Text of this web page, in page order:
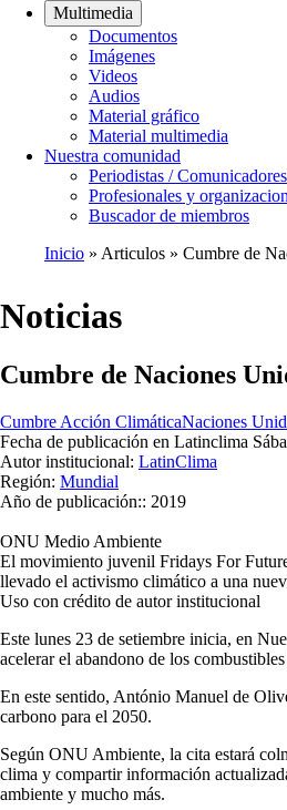
Multimedia
Documentos
Imágenes
Videos
Audios
Material gráfico
Material multimedia
Nuestra comunidad
Periodistas / Comunicadores
Profesionales y
Buscador de miembros
de
Inicio Articulos Cumbre de
Noticias
Cumbre de Naciones
Cumbre Acción ClimáticaNaciones
Fecha de publicación en Latinclima
Autor institucional: LatinClima
Región: Mundial
Año de publicación:: 2019
ONU Medio Ambiente
El movimiento juvenil Fridays For
llevado el activismo climático a una
Uso con crédito de autor institucional
Este lunes 23 de setiembre inicia, en
acelerar el abandono de los
En este sentido, António Manuel de
carbono para el 2050.
Según ONU Ambiente, la cita estará
clima y compartir información
ambiente y mucho más.